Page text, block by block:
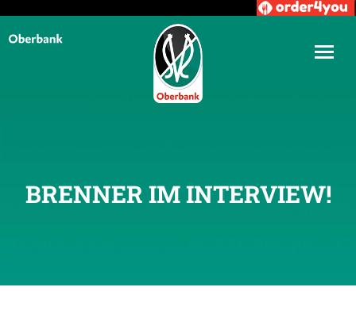
BRENNER IM INTERVIEW!